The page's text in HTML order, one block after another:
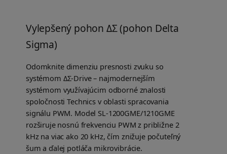
Vylepšený pohon ΔΣ (pohon Delta
Sigma)
Odomknite dimenziu presnosti zvuku so
systémom ΔΣ-Drive – najmodernejším
systémom využívajúcim odborné znalosti
spoločnosti Technics v oblasti spracovania
signálu PWM. Model SL-1200GME/1210GME
rozširuje nosnú frekvenciu PWM z približne 2
kHz na viac ako 20 kHz, čím znižuje počuteľný
šum a ďalej potláča mikrovibrácie.